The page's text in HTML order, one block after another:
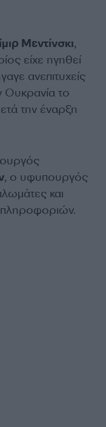
Μεντίνσκι,
είχε ηγηθεί
ανεπιτυχείς
Ουκρανία το
την έναρξη
, ο υφυπουργός
και